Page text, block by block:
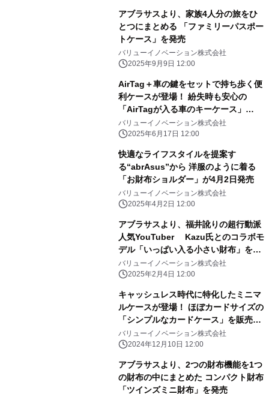
アブラサスより、家族4人分の旅をひ
とつにまとめる 「ファミリーパスポー
トケース」を発売
バリューイノベーション株式会社
2025年9月9日 12:00
AirTag＋車の鍵をセットで持ち歩く便
利ケースが登場！ 紛失時も安心の
「AirTagが入る車のキーケース」
6/17(火)発売
バリューイノベーション株式会社
2025年6月17日 12:00
快適なライフスタイルを提案す
る“abrAsus”から 洋服のように着る
「お財布ショルダー」が4月2日発売
バリューイノベーション株式会社
2025年4月2日 12:00
アブラサスより、福井訛りの超行動派
人気YouTuber Kazu氏とのコラボモ
デル「いっぱい入る小さい財布」を発
売
バリューイノベーション株式会社
2025年2月4日 12:00
キャッシュレス時代に特化したミニマ
ルケースが登場！ ほぼカードサイズの
「シンプルなカードケース」を販売開
始
バリューイノベーション株式会社
2024年12月10日 12:00
アブラサスより、2つの財布機能を1つ
の財布の中にまとめた コンパクト財布
「ツインズミニ財布」を発売